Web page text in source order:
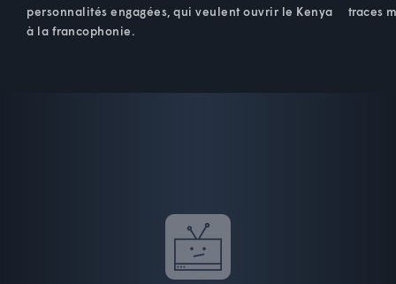
personnalités engagées, qui veulent ouvrir le Kenya
à la francophonie.
traces